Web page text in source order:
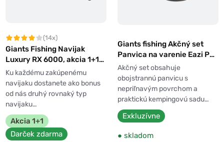
(14x)
Giants Fishing Navijak
Luxury RX 6000, akcia 1+1
zadarmo
Ku každému zakúpenému
navijaku dostanete ako bonus
od nás druhý rovnaký typ
navijaku…
Akcia 1+1
Darček zdarma
Giants fishing Akčný set
Panvica na varenie Eazi Pan
Large + Sada riadu s
kanvičkou
Akčný set obsahuje
obojstrannú panvicu s
nepriľnavým povrchom a
praktickú kempingovú sadu…
Exkluzívne
● skladom